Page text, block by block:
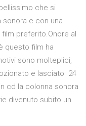
che si
sonora e con una
preferito.Onore al
questo film ha
sono molteplici,
e lasciato 24
cd la colonna sonora
divenuto subito un